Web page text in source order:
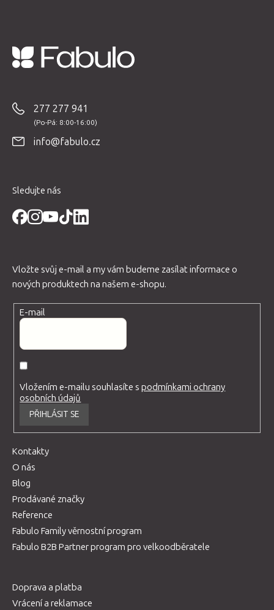
277 277 941
info@fabulo.cz
Sledujte nás
Vložte svůj e-mail a my vám budeme zasílat informace o
nových produktech na našem e-shopu.
E-mail
Vložením e-mailu souhlasíte spodmínkami ochrany
osobních údajů
PŘIHLÁSIT SE
Kontakty
O nás
Blog
Prodávané značky
Reference
Fabulo Family věrnostní program
Fabulo B2B Partner program pro velkoodběratele
Doprava a platba
Vrácení a reklamace